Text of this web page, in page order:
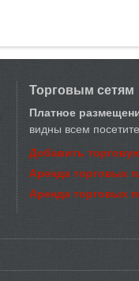
Торговым сетям
Платное
видны всем
Добавить
Аренда торговых
Аренда торговых